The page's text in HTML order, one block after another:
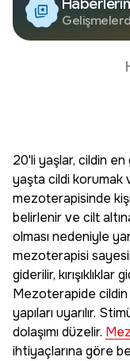
Edin
20'li yaşlar, cildin en
yaşta cildi korumak
mezoterapisinde
belirlenir ve cilt
olması nedeniyle
mezoterapisi
giderilir,
Mezoterapide cildin
yapıları uyarılır.
dolaşımı düzelir.
ihtiyaçlarına göre